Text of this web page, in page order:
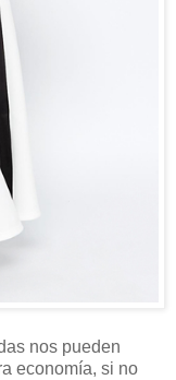
nos pueden
economía, si no